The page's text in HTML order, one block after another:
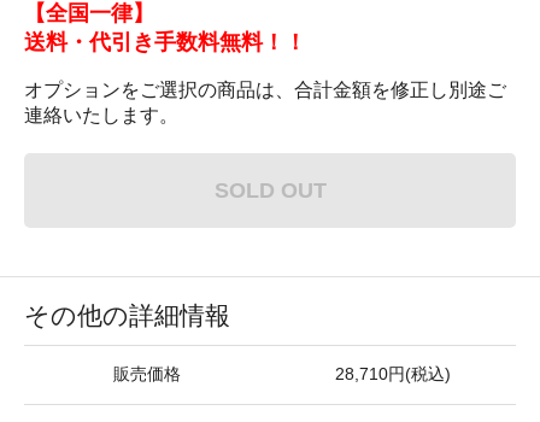
【全国一律】
送料・代引き手数料無料！！
オプションをご選択の商品は、合計金額を修正し別途ご
連絡いたします。
SOLD OUT
その他の詳細情報
販売価格 28,710円(税込)